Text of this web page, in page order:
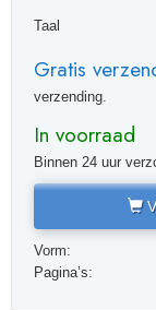
Taal
Gratis
verzending.
In voorraad
Binnen 24 uur
Vorm:
Pagina’s: